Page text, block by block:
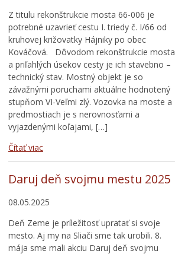
Z titulu rekonštrukcie mosta 66-006 je
potrebné uzavrieť cestu I. triedy č. I/66 od
kruhovej križovatky Hájniky po obec
Kováčová. Dôvodom rekonštrukcie mosta
a priľahlých úsekov cesty je ich stavebno –
technický stav. Mostný objekt je so
závažnými poruchami aktuálne hodnotený
stupňom VI-Veľmi zlý. Vozovka na moste a
predmostiach je s nerovnosťami a
vyjazdenými koľajami, […]
Čítať viac
Daruj deň svojmu mestu 2025
08.05.2025
Deň Zeme je príležitosť upratať si svoje
mesto. Aj my na Sliači sme tak urobili. 8.
mája sme mali akciu Daruj deň svojmu